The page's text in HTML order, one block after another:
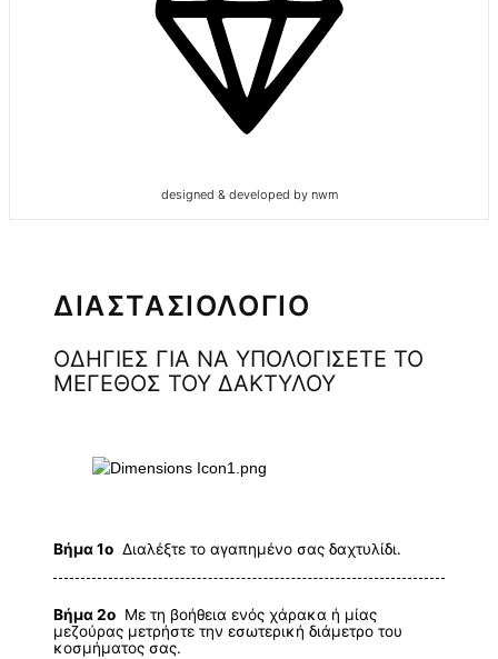
designed & developed by nwm
ΔΙΑΣΤΑΣΙΟΛΟΓΙΟ
ΟΔΗΓΙΕΣ ΓΙΑ ΝΑ ΥΠΟΛΟΓΙΣΕΤΕ ΤΟ
ΜΕΓΕΘΟΣ ΤΟΥ ΔΑΚΤΥΛΟΥ
Βήμα 1ο Διαλέξτε το αγαπημένο σας δαχτυλίδι.
Βήμα 2ο Με τη βοήθεια ενός χάρακα ή μίας
μεζούρας μετρήστε την εσωτερική διάμετρο του
κοσμήματος σας.